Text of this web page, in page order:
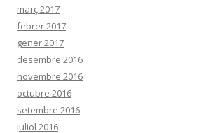
març 2017
febrer 2017
gener 2017
desembre 2016
novembre 2016
octubre 2016
setembre 2016
juliol 2016